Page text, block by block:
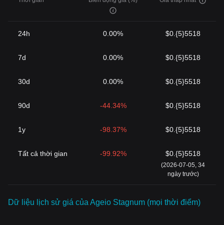
24h 0.00% $0.{5}5518
7d 0.00% $0.{5}5518
30d 0.00% $0.{5}5518
90d -44.34% $0.{5}5518
1y -98.37% $0.{5}5518
‌Tất cả thời gian -99.92% $0.{5}5518
(2026-07-05, 34
ngày trước)
Dữ liệu lịch sử giá của Ageio Stagnum (mọi thời điểm)